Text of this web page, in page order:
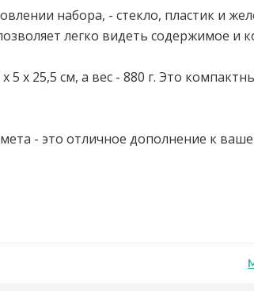
набора, - стекло, пластик и
легко видеть содержимое и
5 х 25,5 см, а вес - 880 г. Это
- это отличное дополнение к